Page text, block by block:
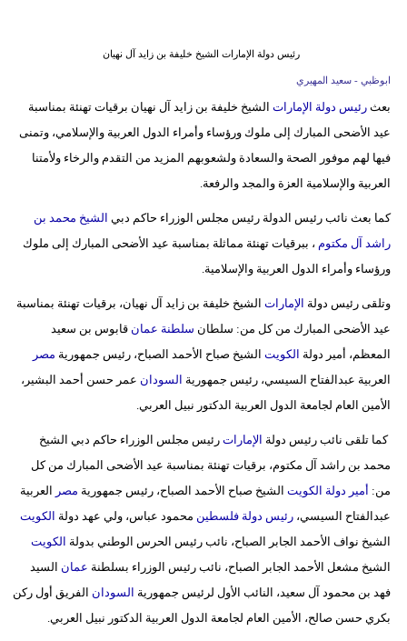
علوم
وتكنولوجيا
مدوَّنات
سيارات
رئيس دولة الإمارات الشيخ خليفة بن زايد آل نهيان
ابوظبي - سعيد المهيري
بعثرئيس دولة الإمارات الشيخ خليفة بن زايد آل نهيان برقيات تهنئة بمناسبة
عيد الأضحى المبارك إلى ملوك ورؤساء وأمراء الدول العربية والإسلامي، وتمنى
فيها لهم موفور الصحة والسعادة ولشعوبهم المزيد من التقدم والرخاء ولأمتنا
العربية والإسلامية العزة والمجد والرفعة.
كما بعث نائب رئيس الدولة رئيس مجلس الوزراء حاكم دبي الشيخ محمد بن
راشد آل مكتوم ، ببرقيات تهنئة مماثلة بمناسبة عيد الأضحى المبارك إلى ملوك
ورؤساء وأمراء الدول العربية والإسلامية.
وتلقى رئيس دولة الإمارات الشيخ خليفة بن زايد آل نهيان، برقيات تهنئة بمناسبة
عيد الأضحى المبارك من كل من: سلطان سلطنة عمان قابوس بن سعيد
المعظم، أمير دولة الكويت الشيخ صباح الأحمد الصباح، رئيس جمهورية مصر
العربية عبدالفتاح السيسي، رئيس جمهورية السودان عمر حسن أحمد البشير،
الأمين العام لجامعة الدول العربية الدكتور نبيل العربي.
كما تلقى نائب رئيس دولة الإمارات رئيس مجلس الوزراء حاكم دبي الشيخ
محمد بن راشد آل مكتوم، برقيات تهنئة بمناسبة عيد الأضحى المبارك من كل
من: أمير دولة الكويت الشيخ صباح الأحمد الصباح، رئيس جمهورية مصر العربية
عبدالفتاح السيسي، رئيس دولةفلسطين محمود عباس، ولي عهد دولة الكويت
الشيخ نواف الأحمد الجابر الصباح، نائب رئيس الحرس الوطني بدولة الكويت
الشيخ مشعل الأحمد الجابر الصباح، نائب رئيس الوزراء بسلطنة عمان السيد
فهد بن محمود آل سعيد، النائب الأول لرئيس جمهورية السودان الفريق أول ركن
بكري حسن صالح، الأمين العام لجامعة الدول العربية الدكتور نبيل العربي.